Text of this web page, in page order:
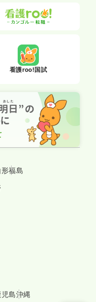
看護roo!国試
形福島
児島沖縄